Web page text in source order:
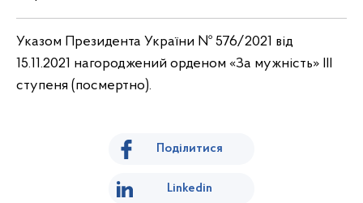
Указом Президента України № 576/2021 від
15.11.2021 нагороджений орденом «За мужність» III
ступеня (посмертно).
Поділитися
Linkedin